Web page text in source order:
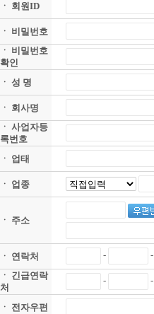
ㆍ 회원ID
ㆍ 비밀번호
ㆍ 비밀번호
확인
ㆍ 성 명
ㆍ 회사명
ㆍ 사업자등
록번호
ㆍ 업태
ㆍ 업종
ㆍ 주소
ㆍ 연락처 -
ㆍ 긴급연락
처
-
ㆍ 전자우편